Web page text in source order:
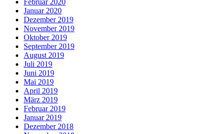
Februar 2020
Januar 2020
Dezember 2019
November 2019
Oktober 2019
September 2019
August 2019
Juli 2019
Juni 2019
Mai 2019
April 2019
März 2019
Februar 2019
Januar 2019
Dezember 2018